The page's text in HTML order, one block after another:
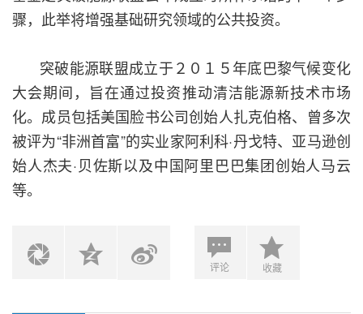
骤，此举将增强基础研究领域的公共投资。
突破能源联盟成立于２０１５年底巴黎气候变化
大会期间，旨在通过投资推动清洁能源新技术市场
化。成员包括美国脸书公司创始人扎克伯格、曾多次
被评为“非洲首富”的实业家阿利科·丹戈特、亚马逊创
始人杰夫·贝佐斯以及中国阿里巴巴集团创始人马云
等。
评论 收藏